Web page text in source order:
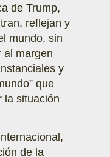
de Trump,
reflejan y
mundo, sin
al margen
y
que
la situación
de la